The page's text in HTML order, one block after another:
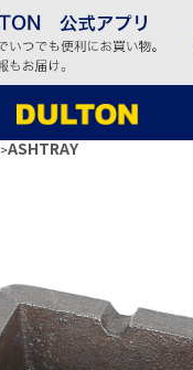
>ASHTRAY